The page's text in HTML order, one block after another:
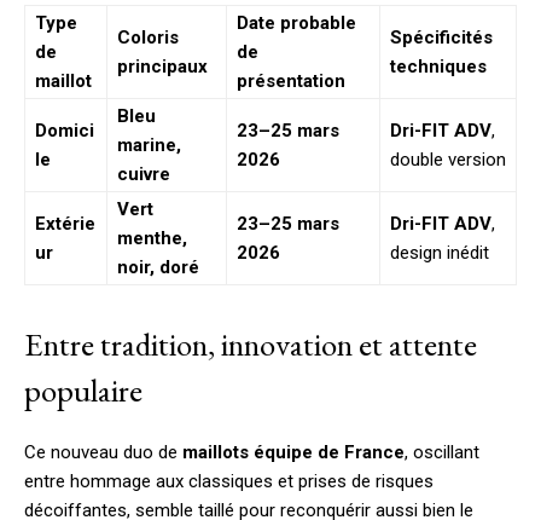
Type
de
maillot
Coloris
principaux
Date probable
de
présentation
Spécificités
techniques
Domici
le
Bleu
marine,
cuivre
23–25 mars
2026
Dri-FIT ADV,
double version
Extérie
ur
Vert
menthe,
noir, doré
23–25 mars
2026
Dri-FIT ADV,
design inédit
Entre tradition, innovation et attente
populaire
Ce nouveau duo de maillots équipe de France, oscillant
entre hommage aux classiques et prises de risques
décoiffantes, semble taillé pour reconquérir aussi bien le